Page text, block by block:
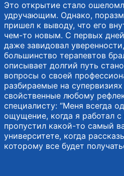
Это открытие стало
удручающим. Однако,
пришел к выводу, что его
чем-то новым. С первых
даже завидовал
большинство терапевтов
описывает долгий путь
вопросы о своей
разбираемые на
свойственные любому
специалисту: “Меня всегда
ощущение, когда я работал с
пропустил какой-то самый
университете, когда
которому все будет